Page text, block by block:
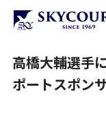
高橋大輔選手
ポートスポン